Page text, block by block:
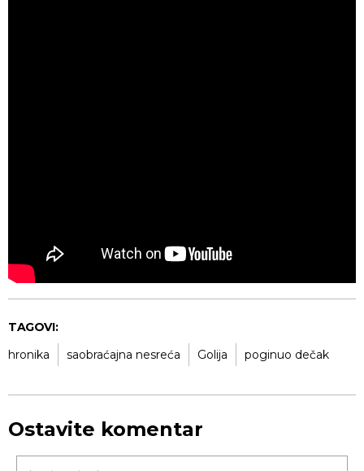
TAGOVI:
hronika
saobraćajna nesreća Golija poginuo dečak
Ostavite komentar